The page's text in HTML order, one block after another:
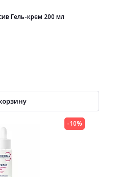
Гель-крем 200 мл
-10%